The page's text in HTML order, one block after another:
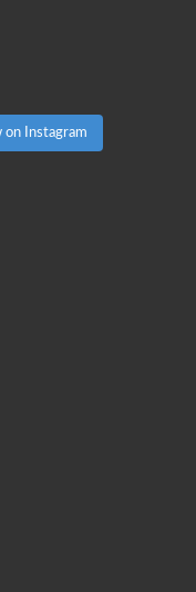
on Instagram